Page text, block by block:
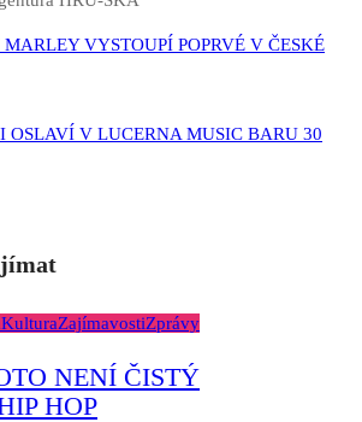
VYSTOUPÍ POPRVÉ V ČESKÉ
OSLAVÍ V LUCERNA MUSIC BARU 30
KulturaZajímavostiZprávy
NENÍ ČISTÝ
HOP